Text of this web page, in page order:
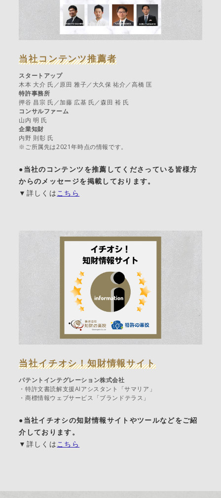
当社コンテンツ推薦者
スタートアップ
木本 大介 氏／原田 雅子／大久保 祐介／高橋 匡
特許事務所
押谷 昌宗 氏／加藤 広基 氏／森田 裕 氏
コンサルファーム
山内 明 氏
企業知財
内野 則彰 氏
※ご所属先は2021年時点の情報です。
●当社のコンテンツを推薦してくださっている皆様方
からのメッセージを掲載しております。
▼詳しくはこちら
当社イチオシ！知財情報サイト
パテントインテグレーション株式会社
・特許文書読解支援AIアシスタント「サマリア」
・商標情報ウェブサービス「ブランドテラス」
●当社イチオシの知財情報サイトやツールなどをご紹
介しております。
▼詳しくはこちら